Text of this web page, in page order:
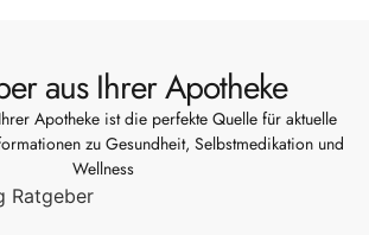
aus Ihrer Apotheke
Apotheke ist die perfekte Quelle für aktuelle
zu Gesundheit, Selbstmedikation und
Wellness
Ratgeber